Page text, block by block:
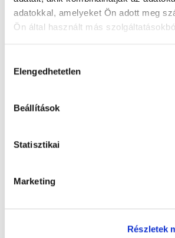
adatokkal, amelyeket Ön adott meg
Ön által használt más
kiválasztása
Elengedhetetlen
Beállítások
Statisztikai
Marketing
Részletek